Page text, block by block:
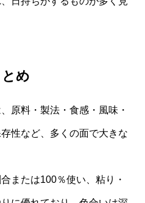
とめ
原料・製法・食感・風味・
性など、多くの面で大きな
または100％使い、粘り・